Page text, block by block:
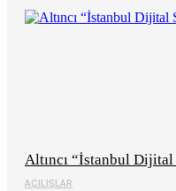
AÇILIŞLAR
Altıncı “İstanbul Dijital